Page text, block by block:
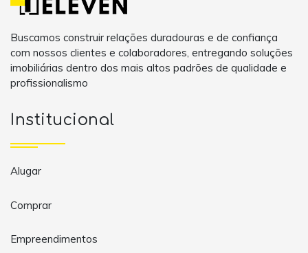
Buscamos construir relações duradouras e de confiança
com nossos clientes e colaboradores, entregando soluções
imobiliárias dentro dos mais altos padrões de qualidade e
profissionalismo
Institucional
Alugar
Comprar
Empreendimentos